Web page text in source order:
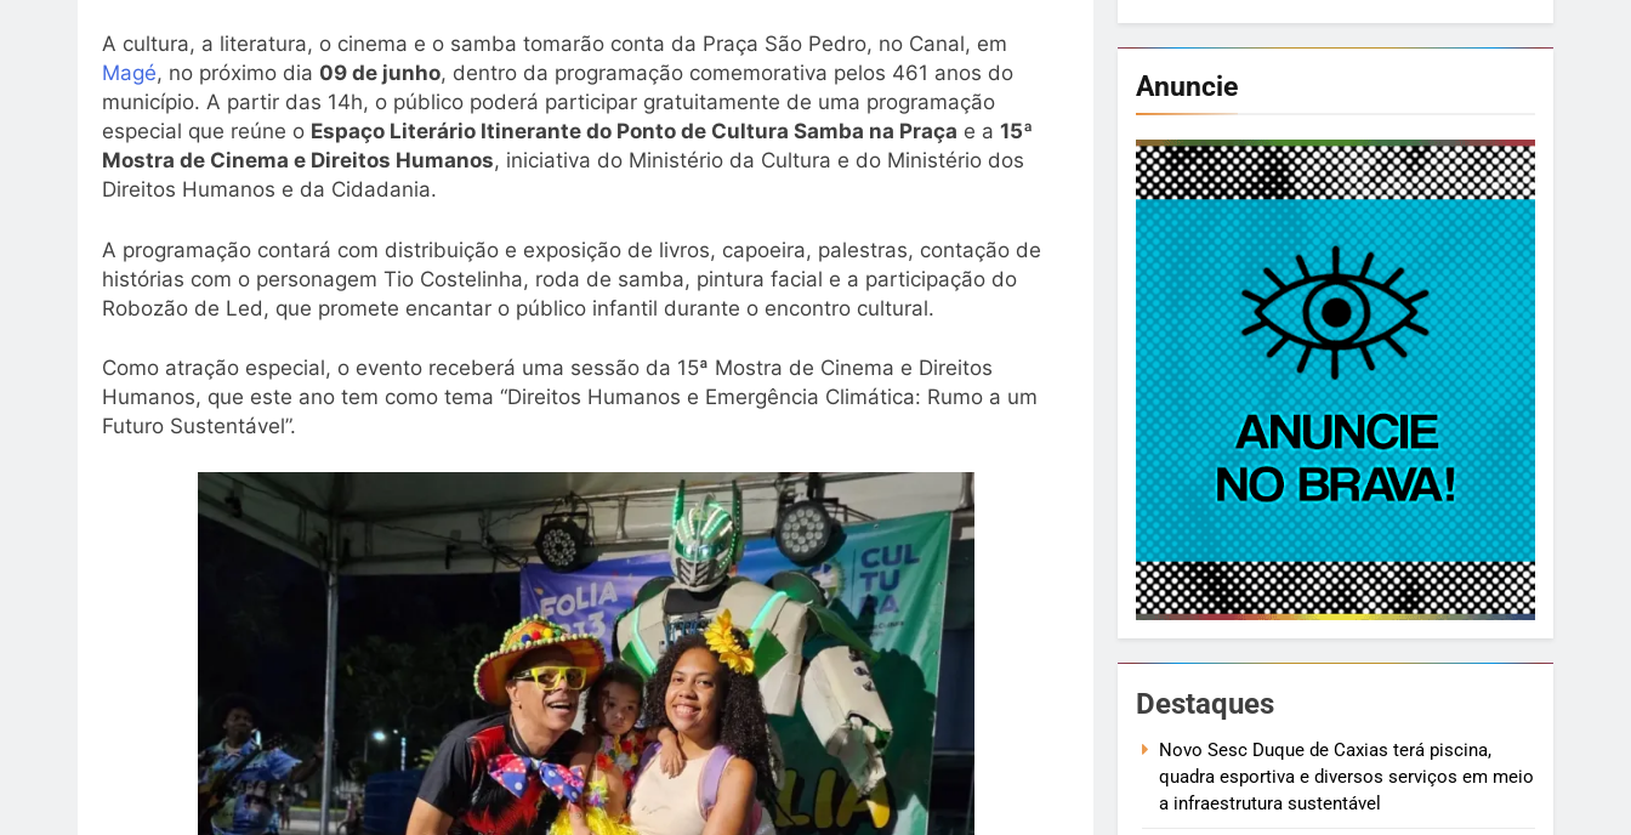
A cultura, a literatura, o cinema e o samba tomarão conta da Praça São Pedro, no Canal, em
Magé, no próximo dia 09 de junho, dentro da programação comemorativa pelos 461 anos do
município. A partir das 14h, o público poderá participar gratuitamente de uma programação
especial que reúne o Espaço Literário Itinerante do Ponto de Cultura Samba na Praça e a 15ª
Mostra de Cinema e Direitos Humanos, iniciativa do Ministério da Cultura e do Ministério dos
Direitos Humanos e da Cidadania.
A programação contará com distribuição e exposição de livros, capoeira, palestras, contação de
histórias com o personagem Tio Costelinha, roda de samba, pintura facial e a participação do
Robozão de Led, que promete encantar o público infantil durante o encontro cultural.
Como atração especial, o evento receberá uma sessão da 15ª Mostra de Cinema e Direitos
Humanos, que este ano tem como tema “Direitos Humanos e Emergência Climática: Rumo a um
Futuro Sustentável”.
Anuncie
Destaques
Novo Sesc Duque de Caxias terá piscina,
quadra esportiva e diversos serviços em meio
a infraestrutura sustentável